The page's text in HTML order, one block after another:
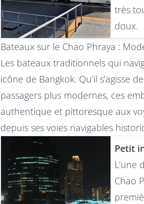
très
doux.
Bateaux sur le Chao Phraya :
Les bateaux traditionnels qui
icône de Bangkok. Qu’il s’agisse
passagers plus modernes, ces
authentique et pittoresque aux
depuis ses voies navigables
Petit
L’une
Chao